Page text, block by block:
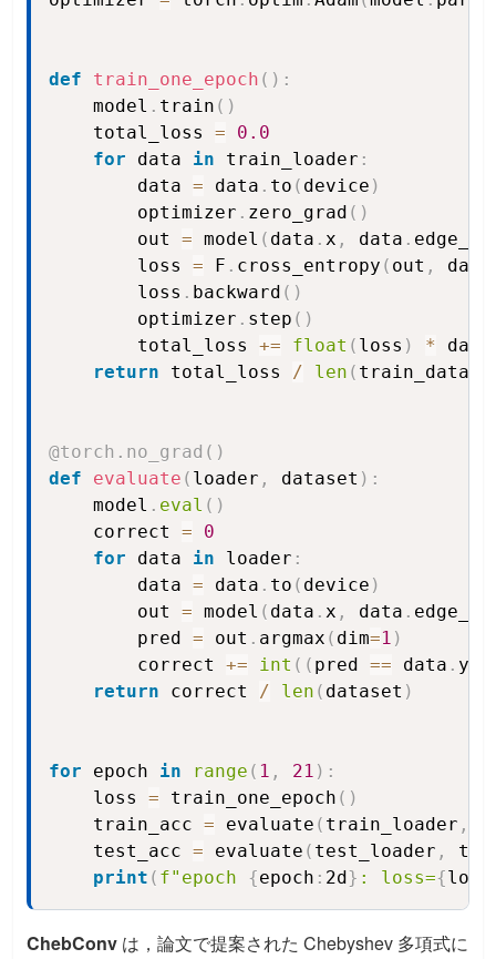
def train_one_epoch ( ) :
    model
. train ( )
    total_loss
=
0.0
for data in train_loader :
        data
= data . to ( device )
        optimizer
. zero_grad ( )
        out
= model ( data . x , data .
        loss
= F . cross_entropy ( out , data
        loss
. backward ( )
        optimizer
. step ( )
        total_loss
+= float ( loss ) * data
return total_loss / len (
@torch . no_grad ( )
def
evaluate ( loader , dataset ) :
    model
. eval ( )
    correct
=
0
for data in loader :
        data
= data . to ( device )
        out
= model ( data . x , data .
        pred
= out . argmax ( dim=1 )
        correct
+= int ( ( pred == data . y
return correct / len ( dataset )
for epoch in range ( 1 , 21 ) :
    loss
= train_one_epoch ( )
    train_acc
= evaluate ( train_loader ,
    test_acc
= evaluate ( test_loader ,
print ( f"epoch {epoch : 2d} : loss={loss
ChebConv は，論文で提案された Chebyshev 多項式に